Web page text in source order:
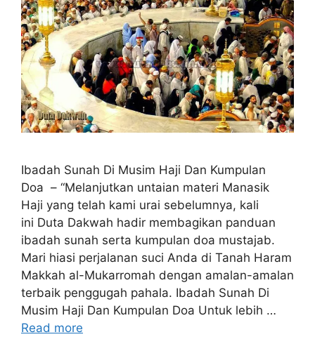
Ibadah Sunah Di Musim Haji Dan Kumpulan
Doa – “Melanjutkan untaian materi Manasik
Haji yang telah kami urai sebelumnya, kali
ini Duta Dakwah hadir membagikan panduan
ibadah sunah serta kumpulan doa mustajab.
Mari hiasi perjalanan suci Anda di Tanah Haram
Makkah al-Mukarromah dengan amalan-amalan
terbaik penggugah pahala. Ibadah Sunah Di
Musim Haji Dan Kumpulan Doa Untuk lebih …
Read more